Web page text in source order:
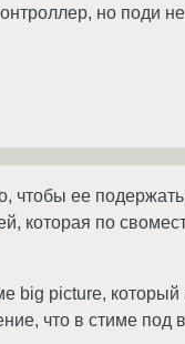
но поди
чтобы ее подержать
которая по
big picture, который
что в стиме под